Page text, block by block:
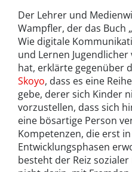
Der Lehrer und
Wampfler, der das Buch
Wie digitale
und Lernen
hat, erklärte gegenüber
Skoyo, dass es eine
gebe, derer sich Kinder
vorzustellen, dass sich
eine bösartige Person
Kompetenzen, die erst
Entwicklungsphasen
besteht der Reiz